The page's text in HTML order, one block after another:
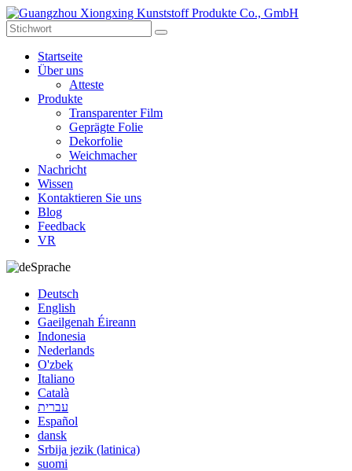
Startseite
Über uns
Atteste
Produkte
Transparenter Film
Geprägte Folie
Dekorfolie
Weichmacher
Nachricht
Wissen
Kontaktieren Sie uns
Blog
Feedback
VR
Sprache
Deutsch
English
Gaeilgenah Éireann
Indonesia
Nederlands
O'zbek
Italiano
Català
עברית
Español
dansk
Srbija jezik (latinica)
suomi